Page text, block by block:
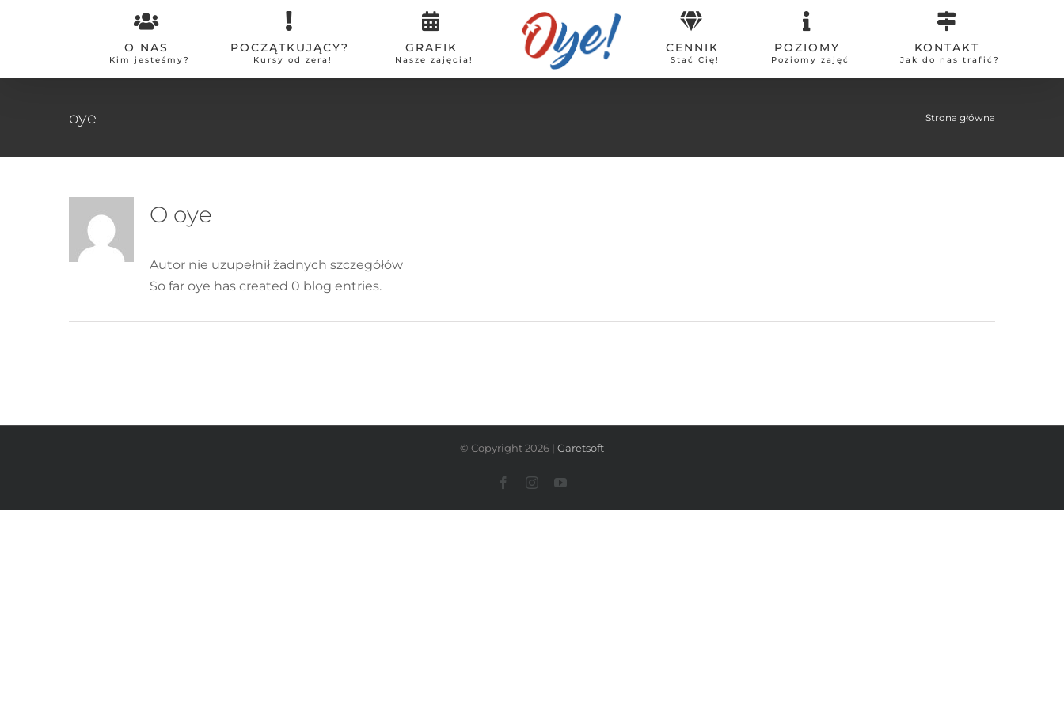
O NAS
Kim jesteśmy?
POCZĄTKUJĄCY?
Kursy od zera!
GRAFIK
Nasze zajęcia!
CENNIK
Stać Cię!
POZIOMY
Poziomy zajęć
KONTAKT
Jak do nas trafić?
oye Strona główna
O oye
Autor nie uzupełnił żadnych szczegółów
So far oye has created 0 blog entries.
© Copyright2026 | Garetsoft
FacebookInstagramYouTube